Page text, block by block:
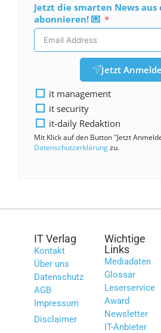
Jetzt die smarten News aus
abonnieren! 💌
Jetzt
it management
it security
it-daily Redaktion
Mit Klick auf den Button "Jetzt
Datenschutzerklärungzu.
IT Verlag
Kontakt
Über uns
Datenschutz
AGB
Impressum
Disclaimer
Wichtige
Links
Mediadaten
Glossar
Leserservice
Award
Newsletter
IT-Anbieter